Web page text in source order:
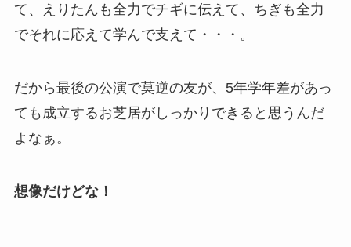
て、えりたんも全力でチギに伝えて、ちぎも全力
でそれに応えて学んで支えて・・・。
だから最後の公演で莫逆の友が、5年学年差があっ
ても成立するお芝居がしっかりできると思うんだ
よなぁ。
想像だけどな！